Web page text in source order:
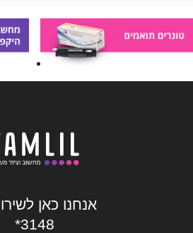
אנחנו כאן
*3148